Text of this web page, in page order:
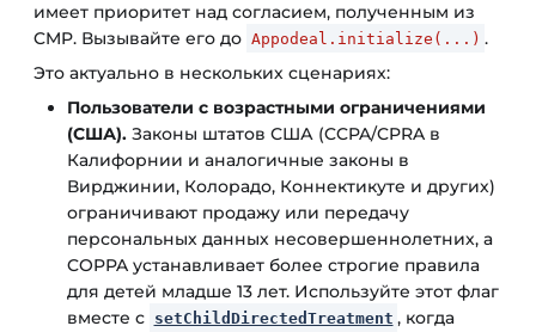
имеет приоритет над согласием, полученным из
CMP. Вызывайте его до Appodeal.initialize(...) .
Это актуально в нескольких сценариях:
Пользователи с возрастными ограничениями
(США). Законы штатов США (CCPA/CPRA в
Калифорнии и аналогичные законы в
Вирджинии, Колорадо, Коннектикуте и других)
ограничивают продажу или передачу
персональных данных несовершеннолетних, а
COPPA устанавливает более строгие правила
для детей младше 13 лет. Используйте этот флаг
вместе с setChildDirectedTreatment , когда